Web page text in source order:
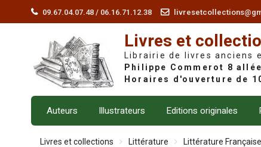
09.67.04.07.48 / 06.16.71.12.38
Livres et
Librairie de livres anciens
Auteurs Illustrateurs Editions originales
Livres et collections Littérature Littérature Française